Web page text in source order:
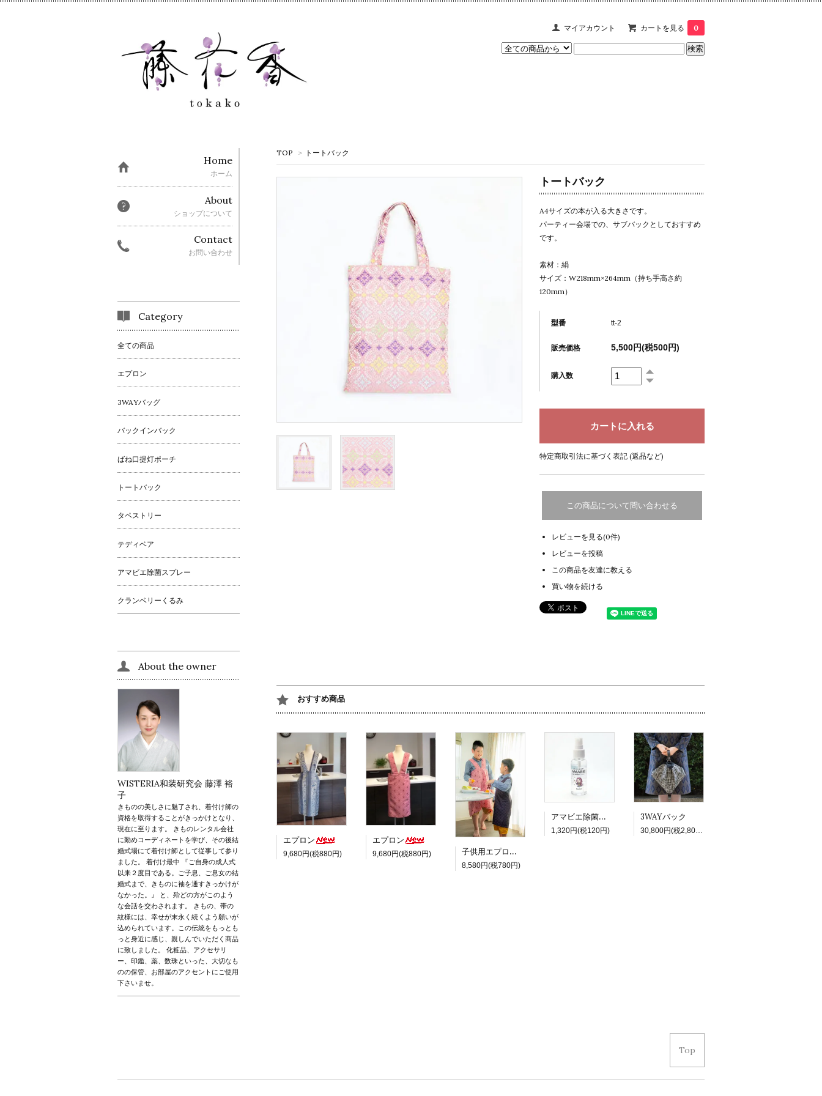
マイアカウント カートを見る 0
TOP > トートバック
トートバック
A4サイズの本が入る大きさです。
パーティー会場での、サブバックとしておすすめ
です。
素材：絹
サイズ：W218mm×264mm（持ち手高さ約
120mm）
型番 tt-2
販売価格 5,500円(税500円)
購入数
特定商取引法に基づく表記 (返品など)
この商品について問い合わせる
レビューを見る(0件)
レビューを投稿
この商品を友達に教える
買い物を続ける
おすすめ商品
エプロン
9,680円(税880円)
エプロン
9,680円(税880円) 子供用エプロン
8,580円(税780円)
アマビエ除菌スプレー
1,320円(税120円)
3WAYバック
30,800円(税2,800円)
Home
ホーム
About
ショップについて
Contact
お問い合わせ
Category
全ての商品
エプロン
3WAYバッグ
バックインバック
ばね口提灯ポーチ
トートバック
タペストリー
テディベア
アマビエ除菌スプレー
クランベリーくるみ
About the owner
WISTERIA和装研究会 藤澤 裕
子
きものの美しさに魅了され、着付け師の
資格を取得することがきっかけとなり、
現在に至ります。 きものレンタル会社
に勤めコーディネートを学び、その後結
婚式場にて着付け師として従事して参り
ました。 着付け最中 『ご自身の成人式
以来２度目である。ご子息、ご息女の結
婚式まで、きものに袖を通すきっかけが
なかった。』 と、殆どの方がこのよう
な会話を交わされます。 きもの、帯の
紋様には、幸せが末永く続くよう願いが
込められています。この伝統をもっとも
っと身近に感じ、親しんでいただく商品
に致しました。 化粧品、アクセサリ
ー、印鑑、薬、数珠といった、大切なも
のの保管、お部屋のアクセントにご使用
下さいませ。
Top